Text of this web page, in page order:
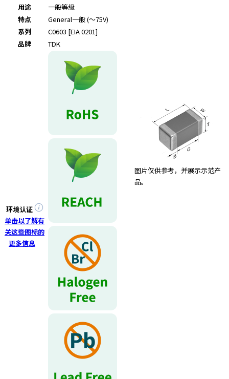
用途
一般等级
特点
General一般 (～75V)
系列
C0603 [EIA 0201]
品牌
TDK
环境认证
单击以了解有
关这些图标的
更多信息
图片仅供参考，并展示示范产
品。